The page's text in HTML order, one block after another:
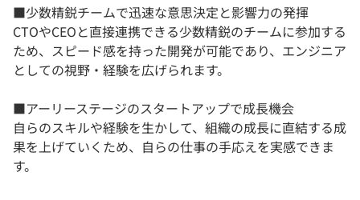
■少数精鋭チームで迅速な意思決定と影響力の発揮
CTOやCEOと直接連携できる少数精鋭のチームに参加する
ため、スピード感を持った開発が可能であり、エンジニア
としての視野・経験を広げられます。
■アーリーステージのスタートアップで成長機会
自らのスキルや経験を生かして、組織の成長に直結する成
果を上げていくため、自らの仕事の手応えを実感できま
す。